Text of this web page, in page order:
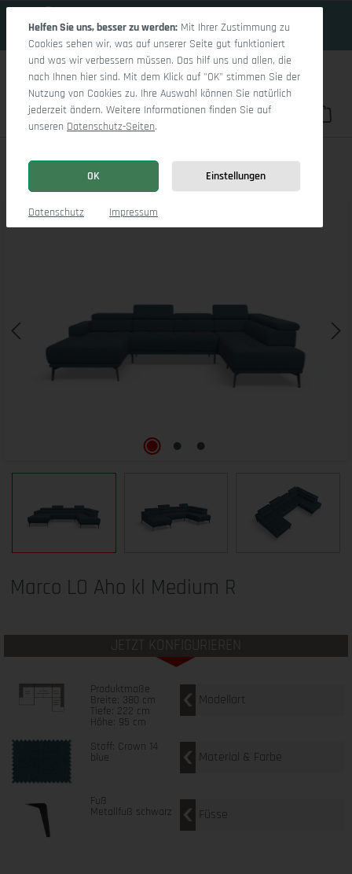
Du hast 0
Marco LO Aho kl Medium R
Bildergalerie überspringen
Marco LO Aho kl Medium R
JETZT KONFIGURIEREN
Produktmaße
Breite: 380 cm
Tiefe: 222 cm
Höhe: 95 cm
Modellart
Stoff: Crown 14
blue Material & Farbe
Fuß
Metallfuß schwarz Füsse
Helfen Sie uns, besser zu werden: Mit Ihrer Zustimmung zu
Cookies sehen wir, was auf unserer Seite gut funktioniert
und was wir verbessern müssen. Das hilf uns und allen, die
nach Ihnen hier sind. Mit dem Klick auf "OK" stimmen Sie der
Nutzung von Cookies zu. Ihre Auswahl können Sie natürlich
jederzeit ändern. Weitere Informationen finden Sie auf
unseren Datenschutz-Seiten.
OK Einstellungen
Datenschutz Impressum